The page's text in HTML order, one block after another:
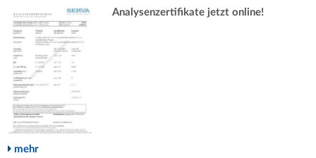
Analysenzertifikate jetzt online!
mehr